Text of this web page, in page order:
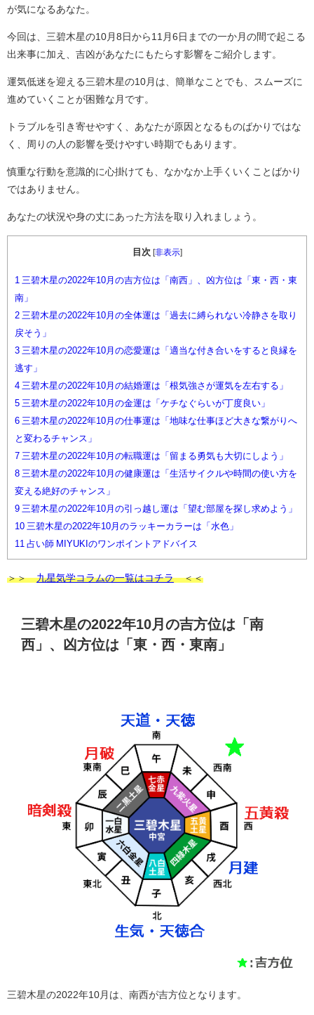
が気になるあなた。
今回は、三碧木星の10月8日から11月6日までの一か月の間で起こる
出来事に加え、吉凶があなたにもたらす影響をご紹介します。
運気低迷を迎える三碧木星の10月は、簡単なことでも、スムーズに
進めていくことが困難な月です。
トラブルを引き寄せやすく、あなたが原因となるものばかりではな
く、周りの人の影響を受けやすい時期でもあります。
慎重な行動を意識的に心掛けても、なかなか上手くいくことばかり
ではありません。
あなたの状況や身の丈にあった方法を取り入れましょう。
目次 非表示]
1 三碧木星の2022年10月の吉方位は「南西」、凶方位は「東・西・東
南」
2 三碧木星の2022年10月の全体運は「過去に縛られない冷静さを取り
戻そう」
3 三碧木星の2022年10月の恋愛運は「適当な付き合いをすると良縁を
逃す」
4 三碧木星の2022年10月の結婚運は「根気強さが運気を左右する」
5 三碧木星の2022年10月の金運は「ケチなぐらいが丁度良い」
6 三碧木星の2022年10月の仕事運は「地味な仕事ほど大きな繋がりへ
と変わるチャンス」
7 三碧木星の2022年10月の転職運は「留まる勇気も大切にしよう」
8 三碧木星の2022年10月の健康運は「生活サイクルや時間の使い方を
変える絶好のチャンス」
9 三碧木星の2022年10月の引っ越し運は「望む部屋を探し求めよう」
10 三碧木星の2022年10月のラッキーカラーは「水色」
11 占い師 MIYUKIのワンポイントアドバイス
＞＞九星気学コラムの一覧はコチラ＜＜
三碧木星の2022年10月の吉方位は「南
西」、凶方位は「東・西・東南」
三碧木星の2022年10月は、南西が吉方位となります。